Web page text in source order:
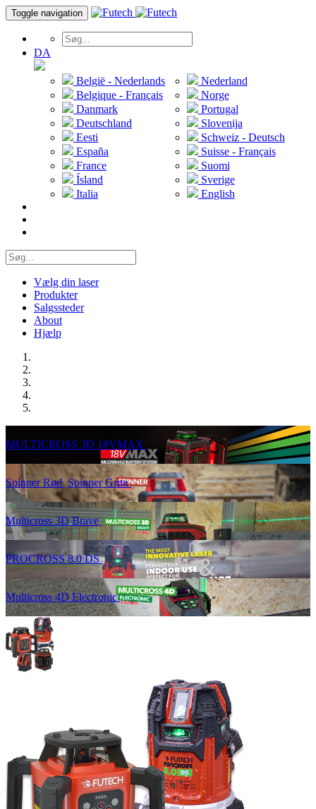
Toggle navigation
DA
België - Nederlands
Belgique - Français
Danmark
Deutschland
Eesti
España
France
Ísland
Italia
Nederland
Norge
Portugal
Slovenija
Schweiz - Deutsch
Suisse - Français
Suomi
Sverige
English
Vælg din laser
Produkter
Salgssteder
About
Hjælp
MULTICROSS 3D 18VMAX
Spinner Rød Spinner Grøn
Multicross 3D Brave
PROCROSS 8.0 DS
Multicross 4D Electronic